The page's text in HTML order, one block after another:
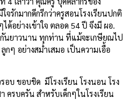
จรักมากดีกรีกว่าครูสอนโรงเรียนปกติ
ได้อย่างเข้าใจ ตลอด 54 ปี จึงมี ผอ.
นยาวนาน ทุกท่าน ที่แม้จะเกษียณไป
กๆ อย่างสม่ำเสมอ เป็นความเอื้อ
อบ ขอบชิด มีโรงเรียน โรงนอน โรง
ครบครัน สำหรับเด็กๆในโรงเรียน